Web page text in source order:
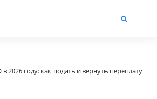
2026 году: как подать и вернуть переплату